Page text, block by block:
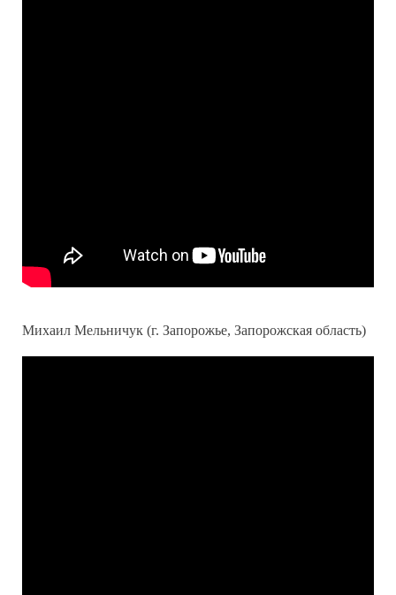
Михаил Мельничук (г. Запорожье, Запорожская область)